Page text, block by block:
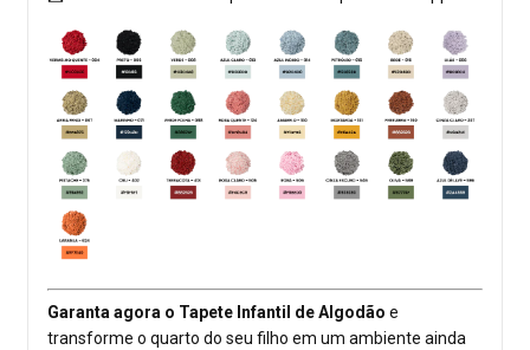
Garanta agora o Tapete Infantil de Algodão e
transforme o quarto do seu filho em um ambiente ainda